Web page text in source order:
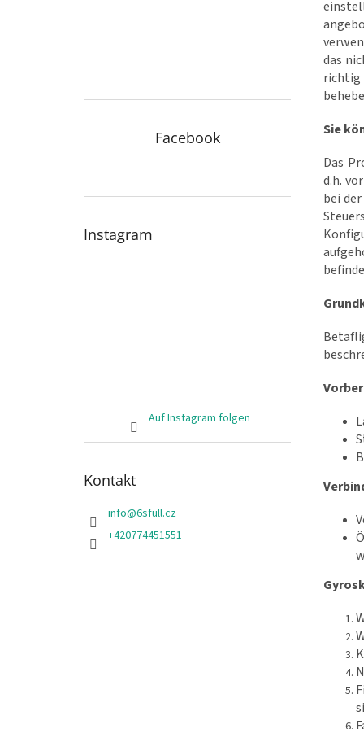
Facebook
Instagram
Auf Instagram folgen
Kontakt
info@6sfull.cz
+420774451551
das
richtig
Sie
Das
d.h.
bei